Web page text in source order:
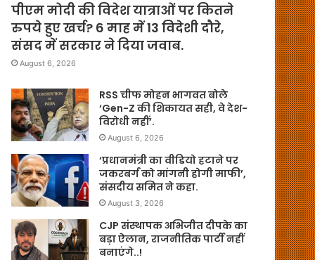
पीएम मोदी की विदेश यात्राओं पर कितने
रुपये हुए खर्च? 6 माह में 13 विदेशी दौरे,
संसद में सरकार ने दिया जवाब.
August 6, 2026
RSS चीफ मोहन भागवत बोले
‘Gen-Z की शिकायत सही, वे देश-
विरोधी नहीं’.
August 6, 2026
‘प्रधानमंत्री का वीडियो हटाने पर
जकरबर्ग को मांगनी होगी माफी’,
संसदीय समित ने कहा.
August 3, 2026
CJP संस्थापक अभिजीत दीपके का
बड़ा ऐलान, राजनीतिक पार्टी नहीं
बनाएंगे..!